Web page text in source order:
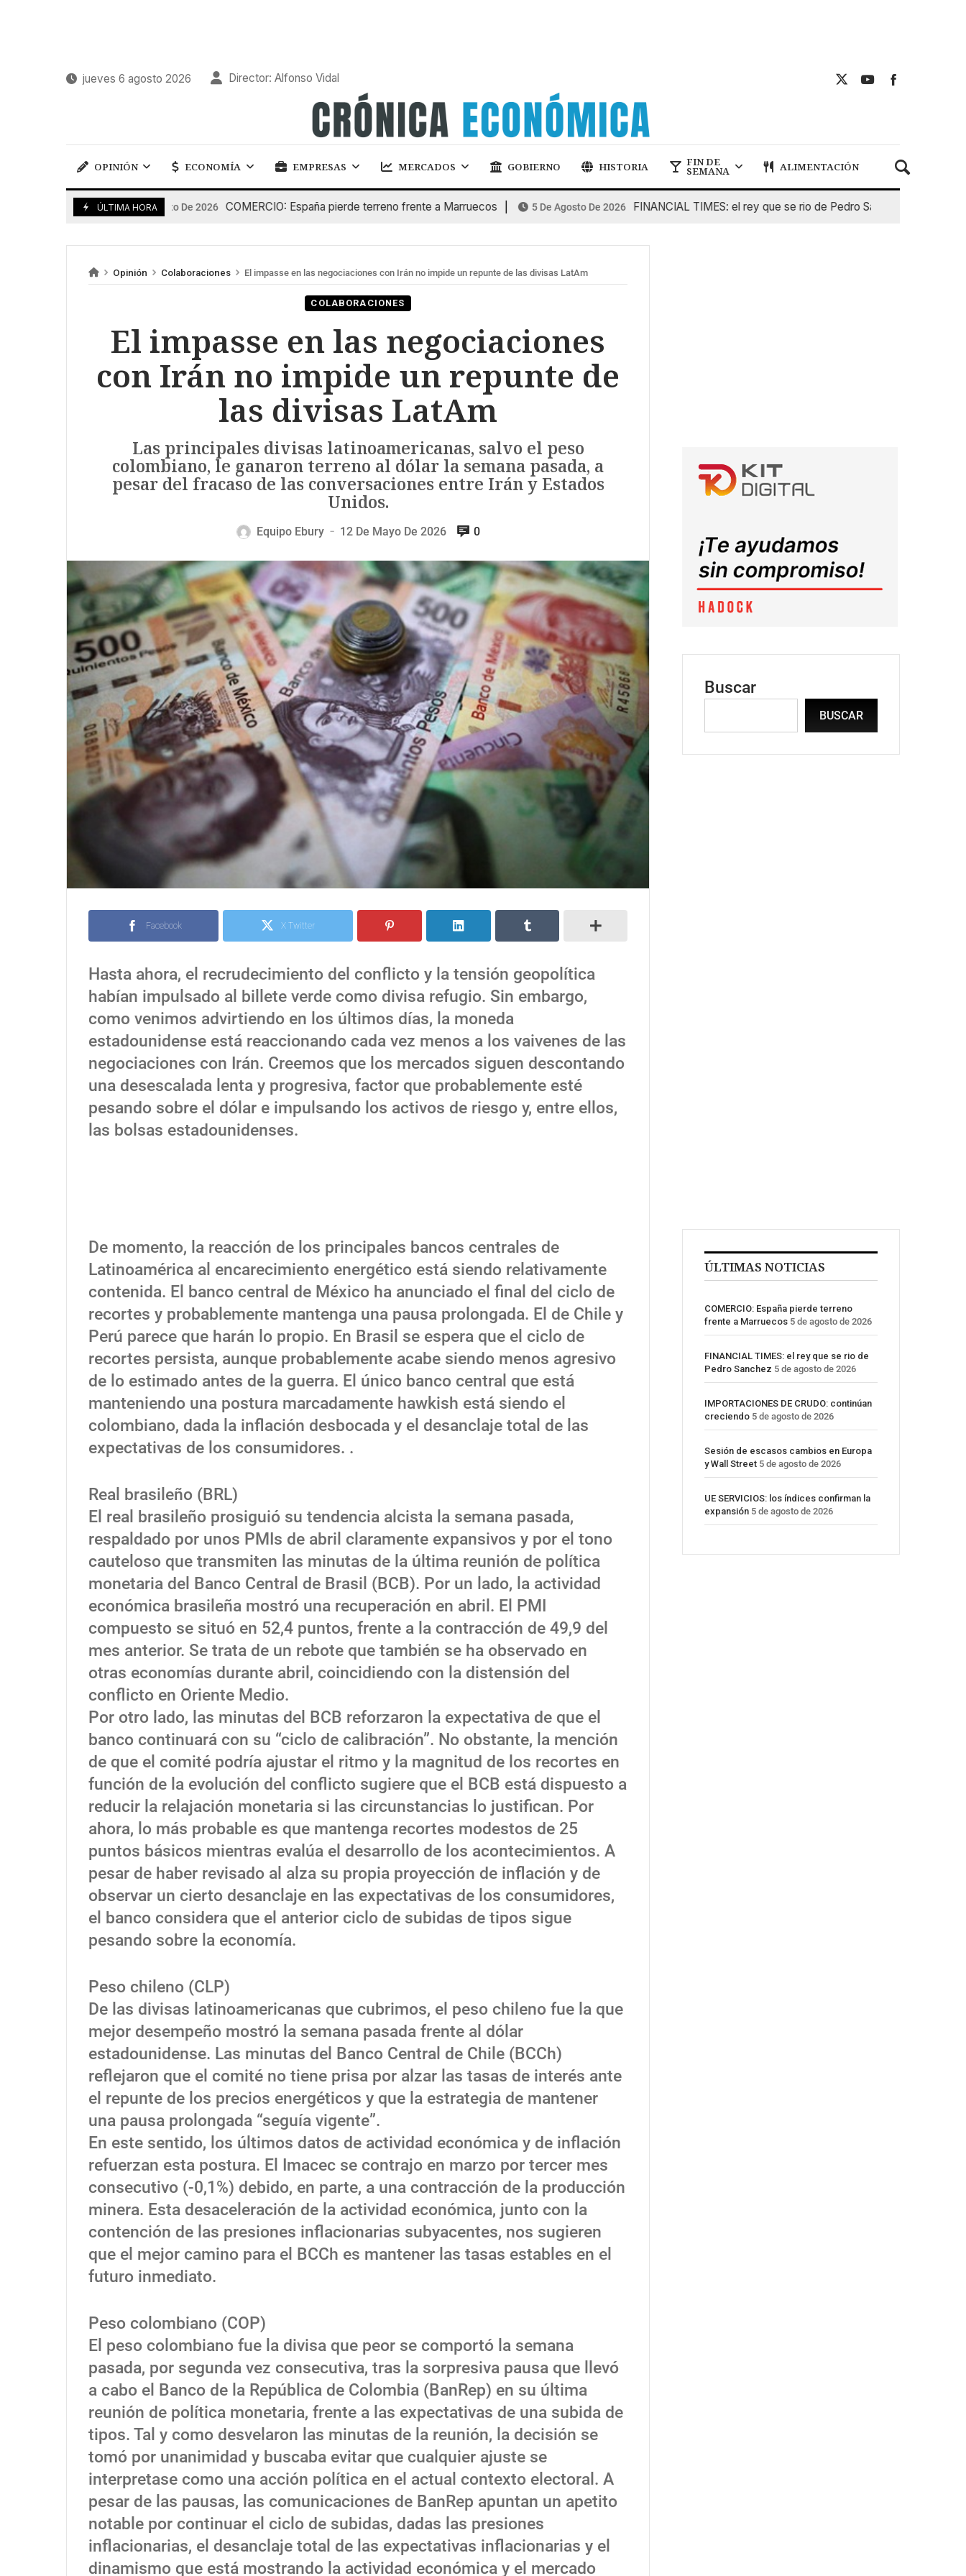
jueves 6 agosto 2026 Director: Alfonso Vidal
OPINIÓN ECONOMÍA EMPRESAS MERCADOS GOBIERNO HISTORIA FIN DE
SEMANA ALIMENTACIÓN
ÚLTIMA HORA
5 De Agosto De 2026 COMERCIO: España pierde terreno frente a Marruecos 5 De Agosto De 2026 FINANCIAL TIMES: el rey que se rio de Pedro Sanchez
Opinión Colaboraciones El impasse en las negociaciones con Irán no impide un repunte de las divisas LatAm
COLABORACIONES
El impasse en las negociaciones
con Irán no impide un repunte de
las divisas LatAm
Las principales divisas latinoamericanas, salvo el peso
colombiano, le ganaron terreno al dólar la semana pasada, a
pesar del fracaso de las conversaciones entre Irán y Estados
Unidos.
Equipo Ebury — 12 De Mayo De 2026 0
Facebook X Twitter
Hasta ahora, el recrudecimiento del conflicto y la tensión geopolítica
habían impulsado al billete verde como divisa refugio. Sin embargo,
como venimos advirtiendo en los últimos días, la moneda
estadounidense está reaccionando cada vez menos a los vaivenes de las
negociaciones con Irán. Creemos que los mercados siguen descontando
una desescalada lenta y progresiva, factor que probablemente esté
pesando sobre el dólar e impulsando los activos de riesgo y, entre ellos,
las bolsas estadounidenses.
De momento, la reacción de los principales bancos centrales de
Latinoamérica al encarecimiento energético está siendo relativamente
contenida. El banco central de México ha anunciado el final del ciclo de
recortes y probablemente mantenga una pausa prolongada. El de Chile y
Perú parece que harán lo propio. En Brasil se espera que el ciclo de
recortes persista, aunque probablemente acabe siendo menos agresivo
de lo estimado antes de la guerra. El único banco central que está
manteniendo una postura marcadamente hawkish está siendo el
colombiano, dada la inflación desbocada y el desanclaje total de las
expectativas de los consumidores. .
Real brasileño (BRL)
El real brasileño prosiguió su tendencia alcista la semana pasada,
respaldado por unos PMIs de abril claramente expansivos y por el tono
cauteloso que transmiten las minutas de la última reunión de política
monetaria del Banco Central de Brasil (BCB). Por un lado, la actividad
económica brasileña mostró una recuperación en abril. El PMI
compuesto se situó en 52,4 puntos, frente a la contracción de 49,9 del
mes anterior. Se trata de un rebote que también se ha observado en
otras economías durante abril, coincidiendo con la distensión del
conflicto en Oriente Medio.
Por otro lado, las minutas del BCB reforzaron la expectativa de que el
banco continuará con su “ciclo de calibración”. No obstante, la mención
de que el comité podría ajustar el ritmo y la magnitud de los recortes en
función de la evolución del conflicto sugiere que el BCB está dispuesto a
reducir la relajación monetaria si las circunstancias lo justifican. Por
ahora, lo más probable es que mantenga recortes modestos de 25
puntos básicos mientras evalúa el desarrollo de los acontecimientos. A
pesar de haber revisado al alza su propia proyección de inflación y de
observar un cierto desanclaje en las expectativas de los consumidores,
el banco considera que el anterior ciclo de subidas de tipos sigue
pesando sobre la economía.
Peso chileno (CLP)
De las divisas latinoamericanas que cubrimos, el peso chileno fue la que
mejor desempeño mostró la semana pasada frente al dólar
estadounidense. Las minutas del Banco Central de Chile (BCCh)
reflejaron que el comité no tiene prisa por alzar las tasas de interés ante
el repunte de los precios energéticos y que la estrategia de mantener
una pausa prolongada “seguía vigente”.
En este sentido, los últimos datos de actividad económica y de inflación
refuerzan esta postura. El Imacec se contrajo en marzo por tercer mes
consecutivo (-0,1%) debido, en parte, a una contracción de la producción
minera. Esta desaceleración de la actividad económica, junto con la
contención de las presiones inflacionarias subyacentes, nos sugieren
que el mejor camino para el BCCh es mantener las tasas estables en el
futuro inmediato.
Peso colombiano (COP)
El peso colombiano fue la divisa que peor se comportó la semana
pasada, por segunda vez consecutiva, tras la sorpresiva pausa que llevó
a cabo el Banco de la República de Colombia (BanRep) en su última
reunión de política monetaria, frente a las expectativas de una subida de
tipos. Tal y como desvelaron las minutas de la reunión, la decisión se
tomó por unanimidad y buscaba evitar que cualquier ajuste se
interpretase como una acción política en el actual contexto electoral. A
pesar de las pausas, las comunicaciones de BanRep apuntan un apetito
notable por continuar el ciclo de subidas, dadas las presiones
inflacionarias, el desanclaje total de las expectativas inflacionarias y el
dinamismo que está mostrando la actividad económica y el mercado
Buscar
BUSCAR
ÚLTIMAS NOTICIAS
COMERCIO: España pierde terreno
frente a Marruecos 5 de agosto de 2026
FINANCIAL TIMES: el rey que se rio de
Pedro Sanchez 5 de agosto de 2026
IMPORTACIONES DE CRUDO: continúan
creciendo 5 de agosto de 2026
Sesión de escasos cambios en Europa
y Wall Street 5 de agosto de 2026
UE SERVICIOS: los índices confirman la
expansión 5 de agosto de 2026